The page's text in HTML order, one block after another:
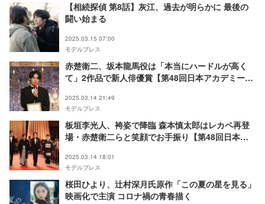
【相続探偵 第8話】灰江、過去が明らかに 最後の
闘い始まる
2025.03.15 07:00
モデルプレス
赤楚衛二、坂本龍馬役は「本当にハードルが高く
て」2作品で新人俳優賞【第48回日本アカデミー
2025.03.14 21:49
モデルプレス
板垣李光人、袴姿で降臨 森本慎太郎はレカペ再登
場・赤楚衛二らと笑顔でお手振り【第48回日本ア
2025.03.14 18:01
モデルプレス
桜田ひより、辻村深月氏原作「この夏の星を見る」
映画化で主演 コロナ禍の青春描く